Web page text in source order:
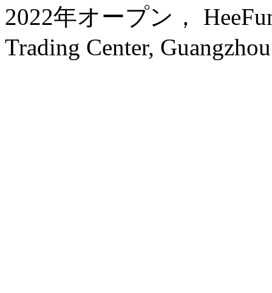
2022年オープン，
Trading Center,